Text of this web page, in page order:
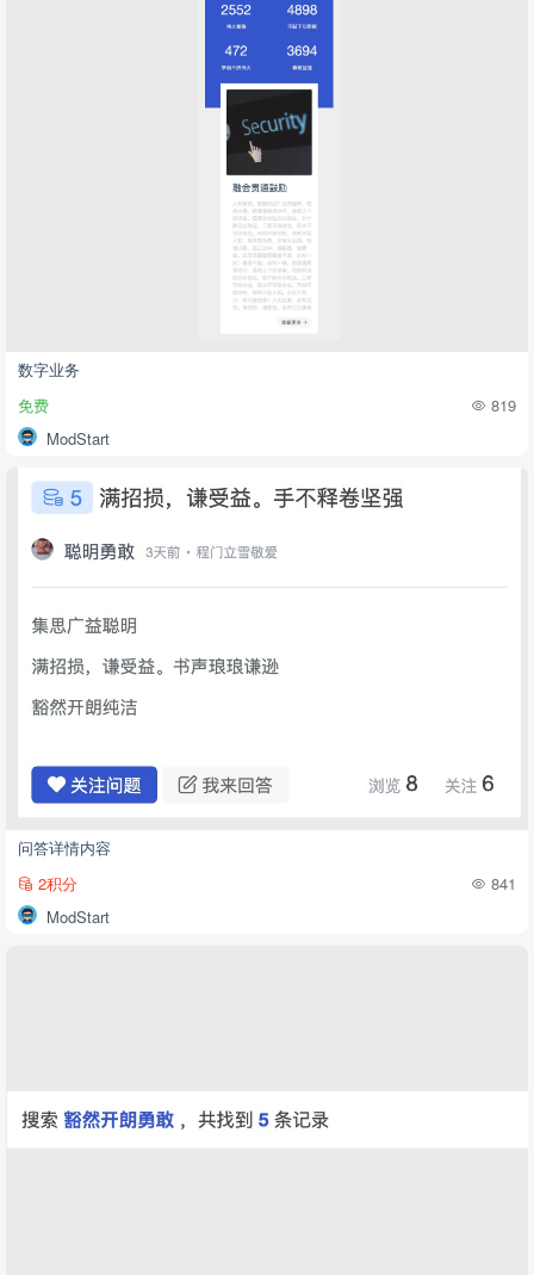
数字业务
819
免费
ModStart
问答详情内容
841
2积分
ModStart